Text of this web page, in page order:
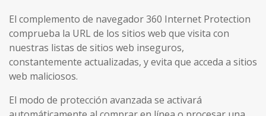
El complemento de navegador 360 Internet Protection
comprueba la URL de los sitios web que visita con
nuestras listas de sitios web inseguros,
constantemente actualizadas, y evita que acceda a sitios
web maliciosos.
El modo de protección avanzada se activará